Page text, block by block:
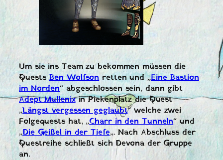
Um sie ins Team zu bekommen müssen die
QuestsBen Wolfsonretten und „Eine Bastion
im Norden“ abgeschlossen sein, dann gibt
Adept Mullenixin Piekenplatz die Quest
„Längst vergessen geglaubt“ welche zwei
Folgequests hat, „Charr in den Tunneln“ und
„Die Geißel in der Tiefe„. Nach Abschluss der
Questreihe schließt sich Devona der Gruppe
an.